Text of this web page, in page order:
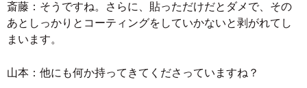
斎藤：そうですね。さらに、貼っただけだとダメで、その
あとしっかりとコーティングをしていかないと剥がれてし
まいます。
山本：他にも何か持ってきてくださっていますね？